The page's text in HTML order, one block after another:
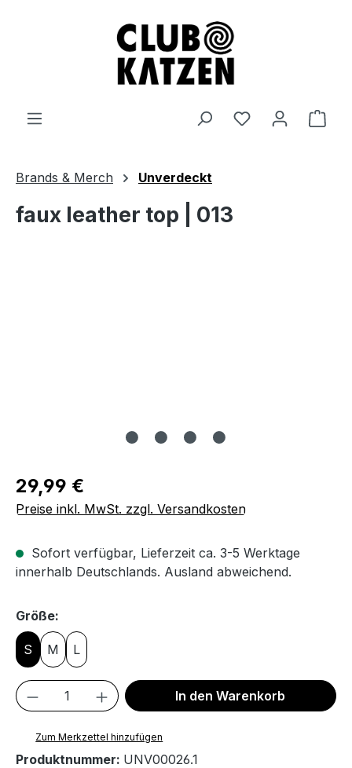
Brands & Merch Unverdeckt
faux leather top | 013
Regulärer Preis:
29,99 €
Preise inkl. MwSt. zzgl. Versandkosten
Sofort verfügbar, Lieferzeit ca. 3-5 Werktage
innerhalb Deutschlands. Ausland abweichend.
Größe:
S M L
Produkt Anzahl: Gib den gewünschten
In den Warenkorb
Zum Merkzettel hinzufügen
Produktnummer: UNV00026.1